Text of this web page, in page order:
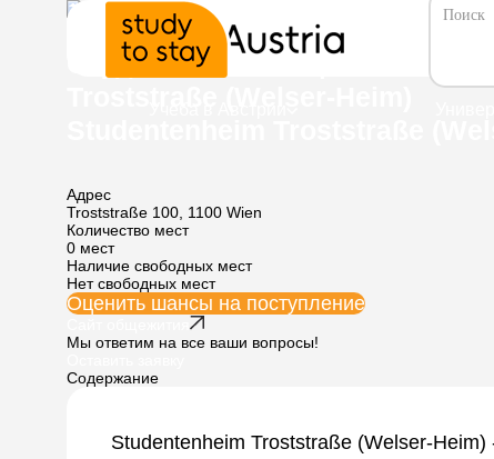
Общежития / Студенческое общежитие в
Студенческое общежитие в
Адрес
Troststraße 100, 1100 Wien
Количество мест
0 мест
Наличие свободных мест
Нет свободных мест
Оценить шансы на поступление
Мы ответим на все ваши вопросы!
Содержание
Studentenheim Troststraße (Welser-